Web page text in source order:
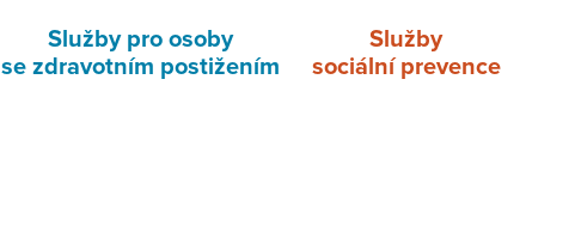
Služby pro osoby
se zdravotním postižením
Služby
sociální prevence